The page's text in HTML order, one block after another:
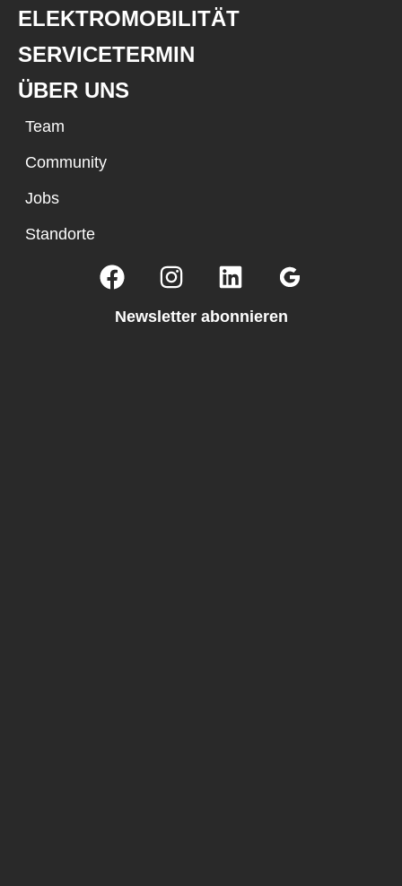
ELEKTROMOBILITÄT
SERVICETERMIN
ÜBER UNS
Team
Community
Jobs
Standorte
Newsletter abonnieren